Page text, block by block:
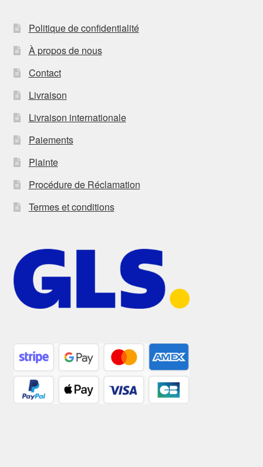
Politique de confidentialité
À propos de nous
Contact
Livraison
Livraison internationale
Paiements
Plainte
Procédure de Réclamation
Termes et conditions